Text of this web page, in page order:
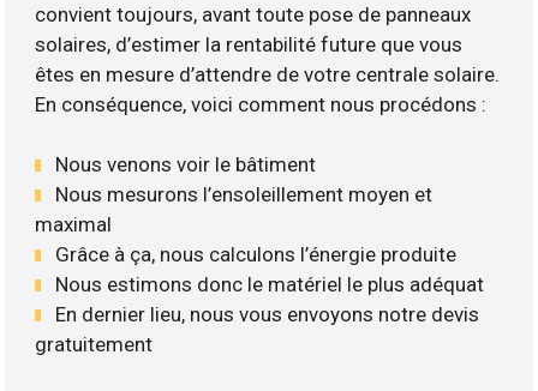
convient toujours, avant toute pose de panneaux
solaires, d’estimer la rentabilité future que vous
êtes en mesure d’attendre de votre centrale solaire.
En conséquence, voici comment nous procédons :
Nous venons voir le bâtiment
Nous mesurons l’ensoleillement moyen et
maximal
Grâce à ça, nous calculons l’énergie produite
Nous estimons donc le matériel le plus adéquat
En dernier lieu, nous vous envoyons notre devis
gratuitement